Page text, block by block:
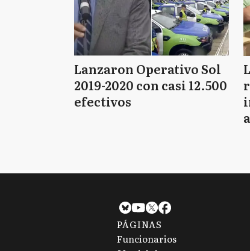
Lanzaron Operativo Sol
2019-2020 con casi 12.500
efectivos
PÁGINAS
Funcionarios